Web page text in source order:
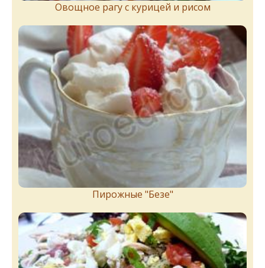
Овощное рагу с курицей и рисом
Пирожныe "Бeзe"